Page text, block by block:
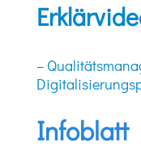
–
Infoblatt